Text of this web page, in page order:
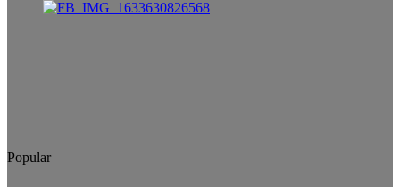
Popular